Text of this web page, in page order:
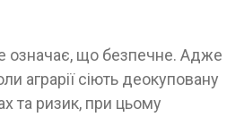
означає, що безпечне. Адже
аграрії сіють деокуповану
та ризик, при цьому